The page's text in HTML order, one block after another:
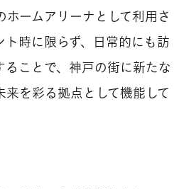
ームアリーナとして利用さ
ト時に限らず、日常的にも訪
ることで、神戸の街に新たな
を彩る拠点として機能して